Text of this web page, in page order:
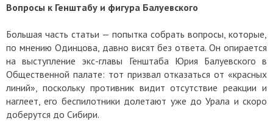
Вопросы к Генштабу и фигура Балуевского
Большая часть статьи — попытка собрать вопросы, которые,
по мнению Одинцова, давно висят без ответа. Он опирается
на выступление экс-главы Генштаба Юрия Балуевского в
Общественной палате: тот призвал отказаться от «красных
линий», поскольку противник видит отсутствие реакции и
наглеет, его беспилотники долетают уже до Урала и скоро
доберутся до Сибири.